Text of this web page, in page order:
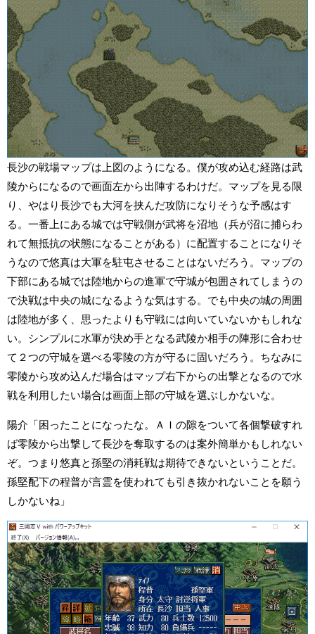
長沙の戦場マップは上図のようになる。僕が攻め込む経路は武
陵からになるので画面左から出陣するわけだ。マップを見る限
り、やはり長沙でも大河を挟んだ攻防になりそうな予感はす
る。一番上にある城では守戦側が武将を沼地（兵が沼に捕らわ
れて無抵抗の状態になることがある）に配置することになりそ
うなので悠真は大軍を駐屯させることはないだろう。マップの
下部にある城では陸地からの進軍で守城が包囲されてしまうの
で決戦は中央の城になるような気はする。でも中央の城の周囲
は陸地が多く、思ったよりも守戦には向いていないかもしれな
い。シンプルに水軍が決め手となる武陵か相手の陣形に合わせ
て２つの守城を選べる零陵の方が守るに固いだろう。ちなみに
零陵から攻め込んだ場合はマップ右下からの出撃となるので水
戦を利用したい場合は画面上部の守城を選ぶしかないな。
陽介「困ったことになったな。ＡＩの隙をついて各個撃破すれ
ば零陵から出撃して長沙を奪取するのは案外簡単かもしれない
ぞ。つまり悠真と孫堅の消耗戦は期待できないということだ。
孫堅配下の程普が言霊を使われても引き抜かれないことを願う
しかないね」